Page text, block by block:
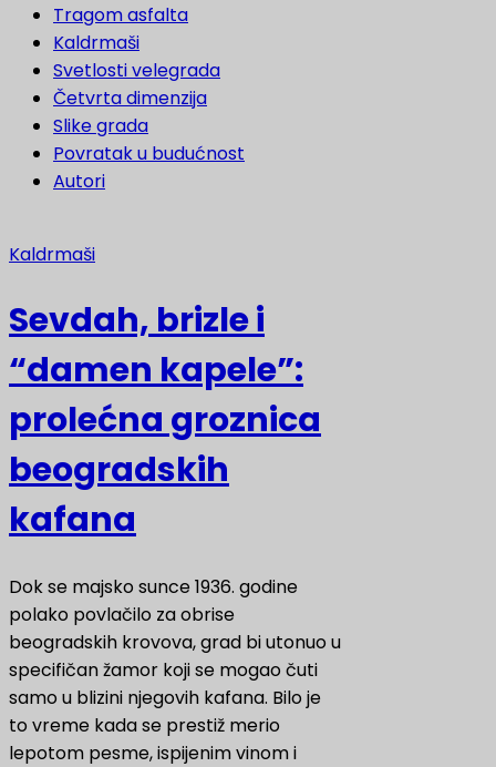
Tragom asfalta
Kaldrmaši
Svetlosti velegrada
Četvrta dimenzija
Slike grada
Povratak u budućnost
Autori
Kaldrmaši
Sevdah, brizle i
“damen kapele”:
prolećna groznica
beogradskih
kafana
Dok se majsko sunce 1936. godine
polako povlačilo za obrise
beogradskih krovova, grad bi utonuo u
specifičan žamor koji se mogao čuti
samo u blizini njegovih kafana. Bilo je
to vreme kada se prestiž merio
lepotom pesme, ispijenim vinom i